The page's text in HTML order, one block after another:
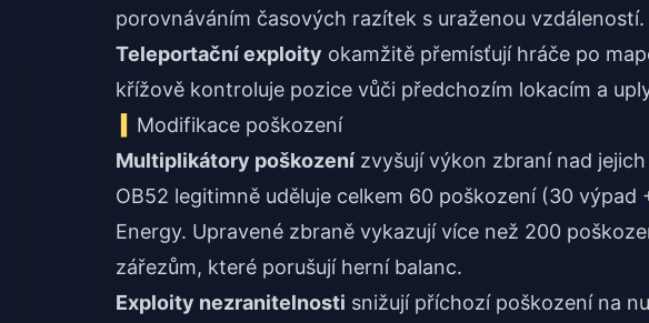
porovnáváním časových razítek s uraženou vzdáleností.
Teleportační exploity okamžitě přemísťují hráče po
křížově kontroluje pozice vůči předchozím lokacím a
Modifikace poškození
Multiplikátory poškození zvyšují výkon zbraní nad
OB52 legitimně uděluje celkem 60 poškození (30 výpad
Energy. Upravené zbraně vykazují více než 200
zářezům, které porušují herní balanc.
Exploity nezranitelnosti snižují příchozí poškození na